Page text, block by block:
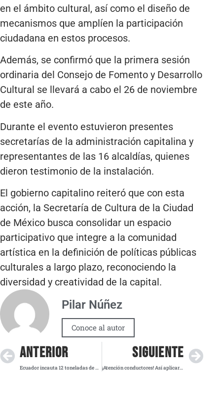
en el ámbito cultural, así como el diseño de
mecanismos que amplíen la participación
ciudadana en estos procesos.
Además, se confirmó que la primera sesión
ordinaria del Consejo de Fomento y Desarrollo
Cultural se llevará a cabo el 26 de noviembre
de este año.
Durante el evento estuvieron presentes
secretarías de la administración capitalina y
representantes de las 16 alcaldías, quienes
dieron testimonio de la instalación.
El gobierno capitalino reiteró que con esta
acción, la Secretaría de Cultura de la Ciudad
de México busca consolidar un espacio
participativo que integre a la comunidad
artística en la definición de políticas públicas
culturales a largo plazo, reconociendo la
diversidad y creatividad de la capital.
Pilar Núñez
Conoce al autor
ANTERIOR
Ecuador incauta 12 toneladas de droga con destino a México y EE. UU.
SIGUIENTE
¡Atención conductores! Así aplicará el Hoy No Circula este lunes en la Megalópolis